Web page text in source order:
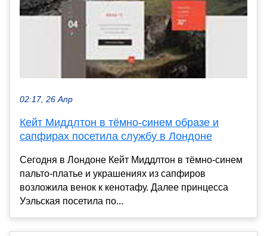
02:17, 26 Апр
Кейт Миддлтон в тёмно-синем образе и
сапфирах посетила службу в Лондоне
Сегодня в Лондоне Кейт Миддлтон в тёмно-синем
пальто-платье и украшениях из сапфиров
возложила венок к кенотафу. Далее принцесса
Уэльская посетила по...